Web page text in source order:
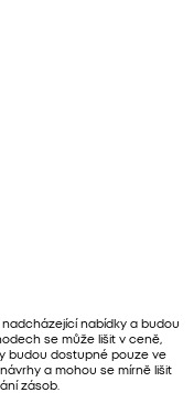
nabídky a budou
se může lišit v ceně,
budou dostupné pouze ve
a mohou se mírně lišit
zásob.